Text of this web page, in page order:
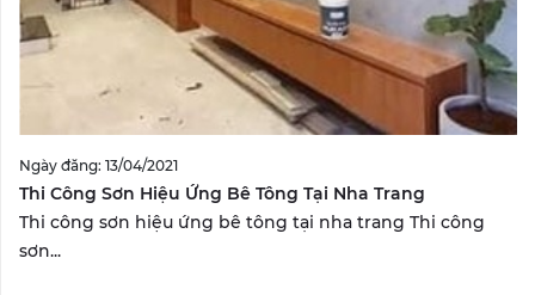
Ngày đăng: 13/04/2021
Thi Công Sơn Hiệu Ứng Bê Tông Tại Nha Trang
Thi công sơn hiệu ứng bê tông tại nha trang Thi công
sơn...